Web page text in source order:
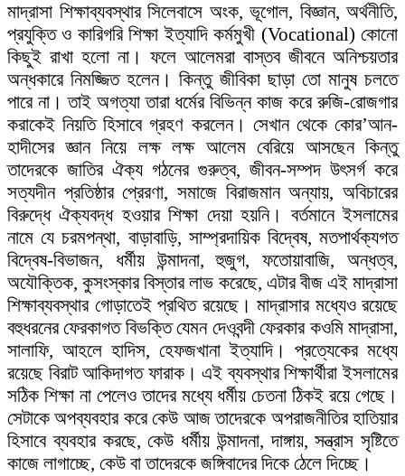
মাদ্রাসা শিক্ষাব্যবস্থার সিলেবাসে অংক, ভূগোল, বিজ্ঞান, অর্থনীতি,
প্রযুক্তি ও কারিগরি শিক্ষা ইত্যাদি কর্মমুখী (Vocational) কোনো
কিছুই রাখা হলো না। ফলে আলেমরা বাস্তব জীবনে অনিশ্চয়তার
অন্ধকারে নিমজ্জিত হলেন। কিন্তু জীবিকা ছাড়া তো মানুষ চলতে
পারে না। তাই অগত্যা তারা ধর্মের বিভিন্ন কাজ করে রুজি-রোজগার
করাকেই নিয়তি হিসাবে গ্রহণ করলেন। সেখান থেকে কোর’আন-
হাদীসের জ্ঞান নিয়ে লক্ষ লক্ষ আলেম বেরিয়ে আসছেন কিন্তু
তাদেরকে জাতির ঐক্য গঠনের গুরুত্ব, জীবন-সম্পদ উৎসর্গ করে
সত্যদীন প্রতিষ্ঠার প্রেরণা, সমাজে বিরাজমান অন্যায়, অবিচারের
বিরুদ্ধে ঐক্যবদ্ধ হওয়ার শিক্ষা দেয়া হয়নি। বর্তমানে ইসলামের
নামে যে চরমপন্থা, বাড়াবাড়ি, সাম্প্রদায়িক বিদ্বেষ, মতপার্থক্যগত
বিদ্বেষ-বিভাজন, ধর্মীয় উন্মাদনা, হুজুগ, ফতোয়াবাজি, অন্ধত্ব,
অযৌক্তিক, কুসংস্কার বিস্তার লাভ করেছে, এটার বীজ এই মাদ্রাসা
শিক্ষাব্যবস্থার গোড়াতেই প্রথিত রয়েছে। মাদ্রাসার মধ্যেও রয়েছে
বহুধরনের ফেরকাগত বিভক্তি যেমন দেওবন্দী ফেরকার কওমি মাদ্রাসা,
সালাফি, আহলে হাদিস, হেফজখানা ইত্যাদি। প্রত্যেকের মধ্যে
রয়েছে বিরাট আকিদাগত ফারাক। এই ব্যবস্থার শিক্ষার্থীরা ইসলামের
সঠিক শিক্ষা না পেলেও তাদের মধ্যে ধর্মীয় চেতনা ঠিকই রয়ে গেছে।
সেটাকে অপব্যবহার করে কেউ আজ তাদেরকে অপরাজনীতির হাতিয়ার
হিসাবে ব্যবহার করছে, কেউ ধর্মীয় উন্মাদনা, দাঙ্গায়, সন্ত্রাস সৃষ্টিতে
কাজে লাগাচ্ছে, কেউ বা তাদেরকে জঙ্গিবাদের দিকে ঠেলে দিচ্ছে।